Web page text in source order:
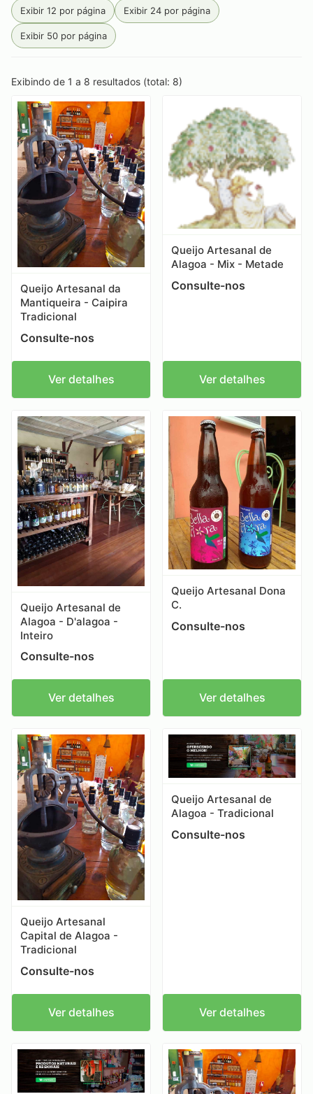
Exibir 12 por página Exibir 24 por página
Exibir 50 por página
Exibindo de 1 a 8 resultados (total: 8)
Queijo Artesanal da
Mantiqueira - Caipira
Tradicional
Consulte-nos
Ver detalhes
Queijo Artesanal de
Alagoa - Mix - Metade
Consulte-nos
Ver detalhes
Queijo Artesanal de
Alagoa - D'alagoa -
Inteiro
Consulte-nos
Ver detalhes
Queijo Artesanal Dona
C.
Consulte-nos
Ver detalhes
Queijo Artesanal
Capital de Alagoa -
Tradicional
Consulte-nos
Ver detalhes
Queijo Artesanal de
Alagoa - Tradicional
Consulte-nos
Ver detalhes